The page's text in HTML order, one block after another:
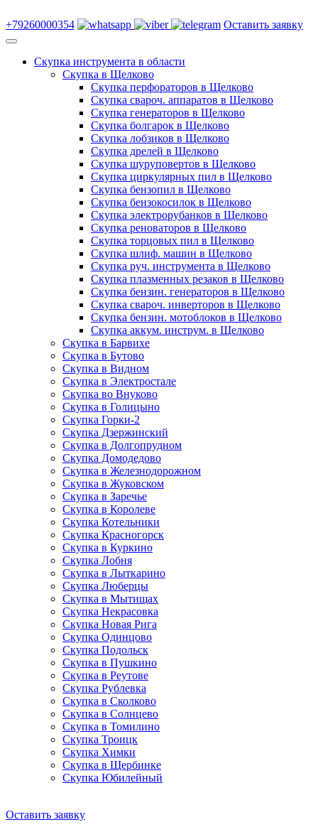
+79260000354 Оставить заявку
Скупка инструмента в области
Скупка в Щелково
Скупка перфораторов в Щелково
Скупка свароч. аппаратов в Щелково
Скупка генераторов в Щелково
Скупка болгарок в Щелково
Скупка лобзиков в Щелково
Скупка дрелей в Щелково
Скупка шуруповертов в Щелково
Скупка циркулярных пил в Щелково
Скупка бензопил в Щелково
Скупка бензокосилок в Щелково
Скупка электрорубанков в Щелково
Скупка реноваторов в Щелково
Скупка торцовых пил в Щелково
Скупка шлиф. машин в Щелково
Скупка руч. инструмента в Щелково
Скупка плазменных резаков в Щелково
Скупка бензин. генераторов в Щелково
Скупка свароч. инверторов в Щелково
Скупка бензин. мотоблоков в Щелково
Скупка аккум. инструм. в Щелково
Скупка в Барвихе
Скупка в Бутово
Скупка в Видном
Скупка в Электростале
Скупка во Внуково
Скупка в Голицыно
Скупка Горки-2
Скупка Дзержинский
Скупка в Долгопрудном
Скупка Домодедово
Скупка в Железнодорожном
Скупка в Жуковском
Скупка в Заречье
Скупка в Королеве
Скупка Котельники
Скупка Красногорск
Скупка в Куркино
Скупка Лобня
Скупка в Лыткарино
Скупка Люберцы
Скупка в Мытищах
Скупка Некрасовка
Скупка Новая Рига
Скупка Одинцово
Скупка Подольск
Скупка в Пушкино
Скупка в Реутове
Скупка Рублевка
Скупка в Сколково
Скупка в Солнцево
Скупка в Томилино
Скупка Троицк
Скупка Химки
Скупка в Щербинке
Скупка Юбилейный
Оставить заявку